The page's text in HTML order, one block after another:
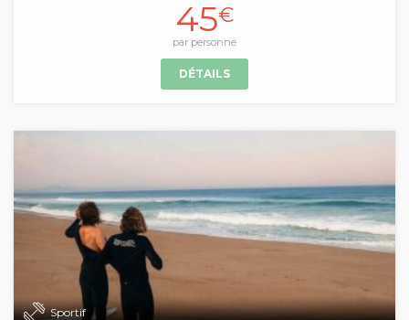
45€
par personne
DÉTAILS
Sportif